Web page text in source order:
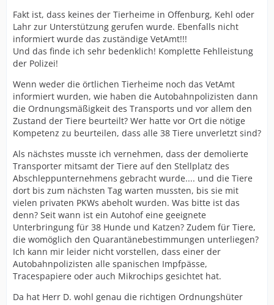
Fakt ist, dass keines der Tierheime in Offenburg, Kehl oder
Lahr zur Unterstützung gerufen wurde. Ebenfalls nicht
informiert wurde das zuständige VetAmt!!!
Und das finde ich sehr bedenklich! Komplette Fehlleistung
der Polizei!
Wenn weder die örtlichen Tierheime noch das VetAmt
informiert wurden, wie haben die Autobahnpolizisten dann
die Ordnungsmäßigkeit des Transports und vor allem den
Zustand der Tiere beurteilt? Wer hatte vor Ort die nötige
Kompetenz zu beurteilen, dass alle 38 Tiere unverletzt sind?
Als nächstes musste ich vernehmen, dass der demolierte
Transporter mitsamt der Tiere auf den Stellplatz des
Abschleppunternehmens gebracht wurde.... und die Tiere
dort bis zum nächsten Tag warten mussten, bis sie mit
vielen privaten PKWs abeholt wurden. Was bitte ist das
denn? Seit wann ist ein Autohof eine geeignete
Unterbringung für 38 Hunde und Katzen? Zudem für Tiere,
die womöglich den Quarantänebestimmungen unterliegen?
Ich kann mir leider nicht vorstellen, dass einer der
Autobahnpolizisten alle spanischen Impfpässe,
Tracespapiere oder auch Mikrochips gesichtet hat.
Da hat Herr D. wohl genau die richtigen Ordnungshüter